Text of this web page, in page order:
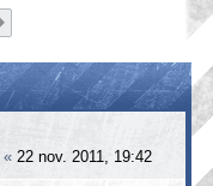
« 22 nov. 2011, 19:42